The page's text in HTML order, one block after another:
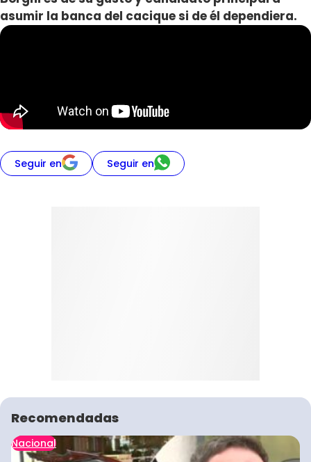
asumir la banca del cacique si de él dependiera.
Seguir en Seguir en
Recomendadas
Nacional